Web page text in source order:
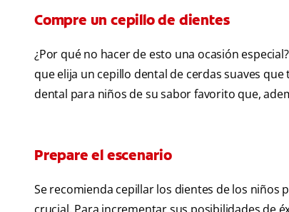
Compre un cepillo de dientes
¿Por qué no hacer de esto una ocasión
que elija un cepillo dental de cerdas suaves
dental para niños de su sabor favorito que,
Prepare el escenario
Se recomienda cepillar los dientes de los niños